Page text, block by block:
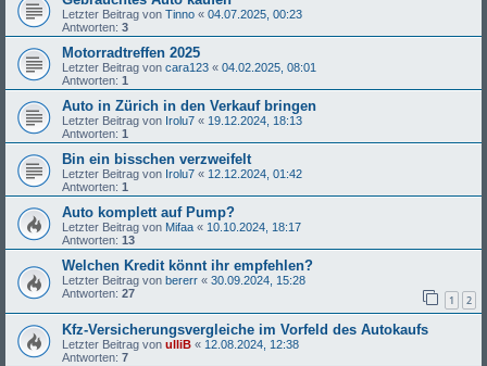
Letzter Beitrag von Tinno « 04.07.2025, 00:23
Antworten: 3
Motorradtreffen 2025
Letzter Beitrag von cara123 « 04.02.2025, 08:01
Antworten: 1
Auto in Zürich in den Verkauf bringen
Letzter Beitrag von Irolu7 « 19.12.2024, 18:13
Antworten: 1
Bin ein bisschen verzweifelt
Letzter Beitrag von Irolu7 « 12.12.2024, 01:42
Antworten: 1
Auto komplett auf Pump?
Letzter Beitrag von Mifaa « 10.10.2024, 18:17
Antworten: 13
Welchen Kredit könnt ihr empfehlen?
Letzter Beitrag von bererr « 30.09.2024, 15:28
Antworten: 27 1 2
Kfz-Versicherungsvergleiche im Vorfeld des Autokaufs
Letzter Beitrag von ulliB « 12.08.2024, 12:38
Antworten: 7